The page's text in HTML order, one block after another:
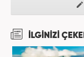
İLGİNİZİ